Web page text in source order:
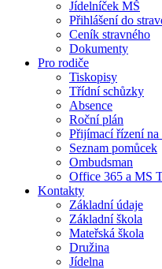
Jídelníček MŠ
Přihlášení do
Ceník stravného
Dokumenty
Pro rodiče
Tiskopisy
Třídní schůzky
Absence
Roční plán
Přijímací řízení na
Seznam pomůcek
Ombudsman
Office 365 a MS
Kontakty
Základní údaje
Základní škola
Mateřská škola
Družina
Jídelna